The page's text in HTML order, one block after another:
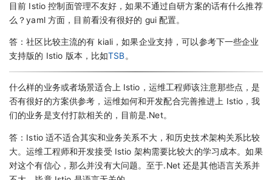
目前 Istio 控制面管理不友好，如果不通过自研方案的话有什么推荐
么？yaml 方面，目前看没有很好的 gui 配置。
答：社区比较主流的有 kiali，如果企业支持，可以参考下一些企业
支持版的 Istio 版本，比如TSB。
什么样的业务或者场景适合上 Istio，运维工程师该注意那些点，是
否有很好的方案供参考，运维如何和开发配合完善推进上 Istio，我
们的业务是支付打款相关的，目前是.Net。
答：Istio 适不适合其实和业务关系不大，和历史技术架构关系比较
大。运维工程师和开发接受 Istio 架构需要比较大的学习成本。如果
对这个有信心，那么并没有大问题。至于.Net 还是其他语言关系并